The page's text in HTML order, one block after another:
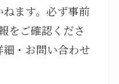
ます。必ず事前
をご確認くださ
・お問い合わせ